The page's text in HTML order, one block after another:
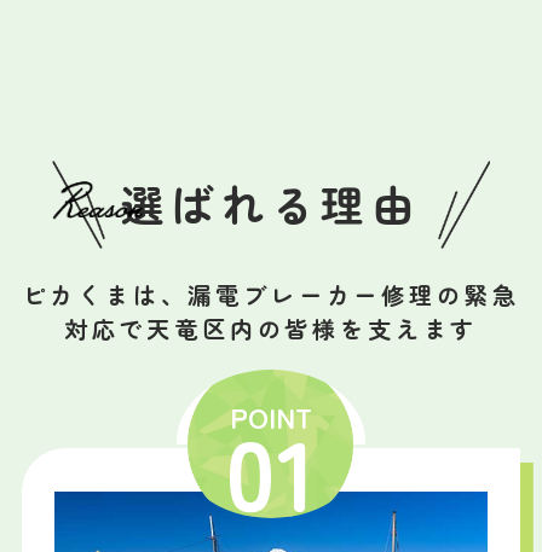
選ばれる理由
ピカくまは、漏電ブレーカー修理の緊急
対応で天竜区内の皆様を支えます
POINT
01